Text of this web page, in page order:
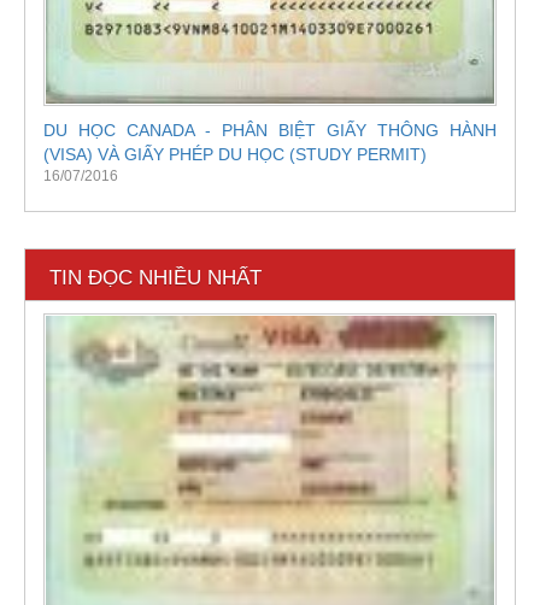
DU HỌC CANADA - PHÂN BIỆT GIẤY THÔNG HÀNH
(VISA) VÀ GIẤY PHÉP DU HỌC (STUDY PERMIT)
16/07/2016
TIN ĐỌC NHIỀU NHẤT